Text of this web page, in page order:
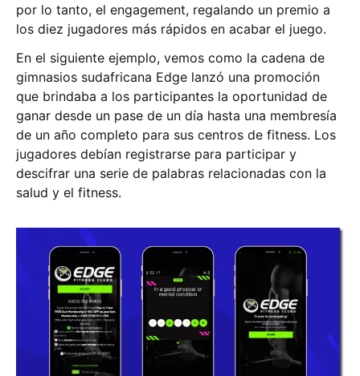
por lo tanto, el engagement, regalando un premio a
los diez jugadores más rápidos en acabar el juego.
En el siguiente ejemplo, vemos como la cadena de
gimnasios sudafricana Edge lanzó una promoción
que brindaba a los participantes la oportunidad de
ganar desde un pase de un día hasta una membresía
de un año completo para sus centros de fitness. Los
jugadores debían registrarse para participar y
descifrar una serie de palabras relacionadas con la
salud y el fitness.